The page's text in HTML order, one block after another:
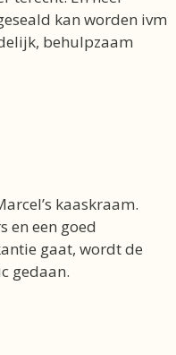
kan worden ivm
behulpzaam
kaaskraam.
en een goed
gaat, wordt de
gedaan.